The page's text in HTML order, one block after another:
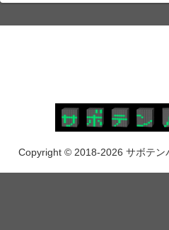
Copyright © 2018-2026 サボテン